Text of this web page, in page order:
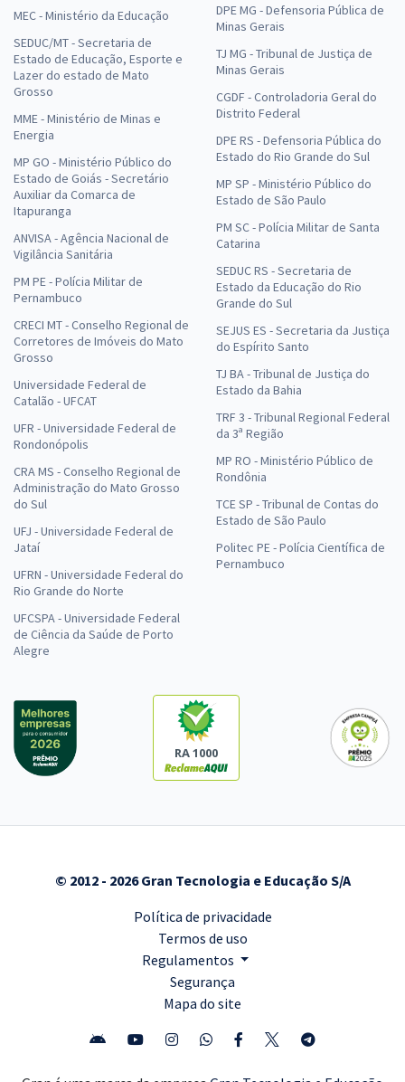
MEC - Ministério da Educação
SEDUC/MT - Secretaria de
Estado de Educação, Esporte e
Lazer do estado de Mato
Grosso
MME - Ministério de Minas e
Energia
MP GO - Ministério Público do
Estado de Goiás - Secretário
Auxiliar da Comarca de
Itapuranga
ANVISA - Agência Nacional de
Vigilância Sanitária
PM PE - Polícia Militar de
Pernambuco
CRECI MT - Conselho Regional de
Corretores de Imóveis do Mato
Grosso
Universidade Federal de
Catalão - UFCAT
UFR - Universidade Federal de
Rondonópolis
CRA MS - Conselho Regional de
Administração do Mato Grosso
do Sul
UFJ - Universidade Federal de
Jataí
UFRN - Universidade Federal do
Rio Grande do Norte
UFCSPA - Universidade Federal
de Ciência da Saúde de Porto
Alegre
DPE MG - Defensoria Pública de
Minas Gerais
TJ MG - Tribunal de Justiça de
Minas Gerais
CGDF - Controladoria Geral do
Distrito Federal
DPE RS - Defensoria Pública do
Estado do Rio Grande do Sul
MP SP - Ministério Público do
Estado de São Paulo
PM SC - Polícia Militar de Santa
Catarina
SEDUC RS - Secretaria de
Estado da Educação do Rio
Grande do Sul
SEJUS ES - Secretaria da Justiça
do Espírito Santo
TJ BA - Tribunal de Justiça do
Estado da Bahia
TRF 3 - Tribunal Regional Federal
da 3ª Região
MP RO - Ministério Público de
Rondônia
TCE SP - Tribunal de Contas do
Estado de São Paulo
Politec PE - Polícia Científica de
Pernambuco
RA 1000
© 2012 - 2026 Gran Tecnologia e Educação S/A
Política de privacidade
Termos de uso
Regulamentos
Segurança
Mapa do site